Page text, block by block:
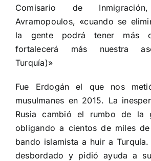
Comisario de
Avramopoulos, «cuando se
la gente podrá tener más
fortalecerá más nuestra
Turquía)»
Fue Erdogán el que nos
musulmanes en 2015. La
Rusia cambió el rumbo de la
obligando a cientos de miles
bando islamista a huir a
desbordado y pidió ayuda a